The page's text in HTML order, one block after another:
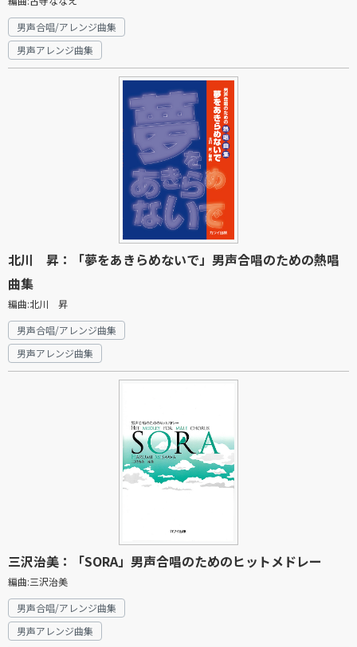
男声合唱/アレンジ曲集
男声アレンジ曲集
北川 昇：「夢をあきらめないで」男声合唱のための熱唱
曲集
編曲:北川 昇
男声合唱/アレンジ曲集
男声アレンジ曲集
三沢治美：「SORA」男声合唱のためのヒットメドレー
編曲:三沢治美
男声合唱/アレンジ曲集
男声アレンジ曲集